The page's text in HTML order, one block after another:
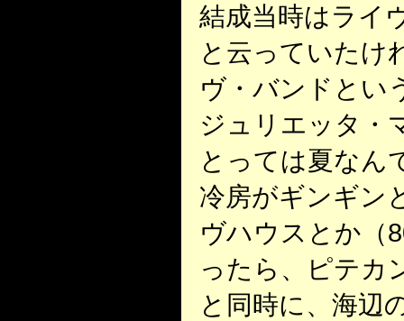
結成当時はライ
と云っていたけ
ヴ・バンドとい
ジュリエッタ・
とっては夏なん
冷房がギンギン
ヴハウスとか（
ったら、ピテカ
と同時に、海辺